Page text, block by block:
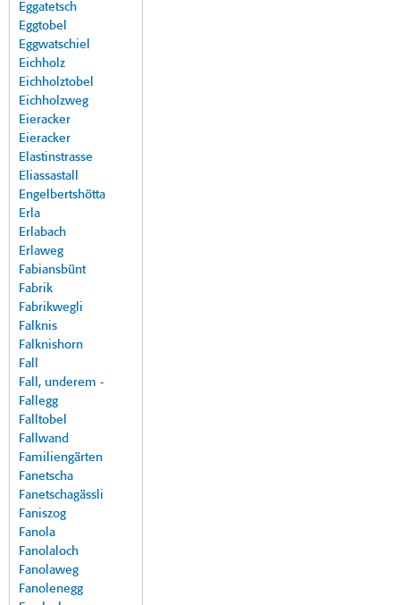
Eggatetsch
Eggtobel
Eggwatschiel
Eichholz
Eichholztobel
Eichholzweg
Eieracker
Eieracker
Elastinstrasse
Eliassastall
Engelbertshötta
Erla
Erlabach
Erlaweg
Fabiansbünt
Fabrik
Fabrikwegli
Falknis
Falknishorn
Fall
Fall, underem -
Fallegg
Falltobel
Fallwand
Familiengärten
Fanetscha
Fanetschagässli
Faniszog
Fanola
Fanolaloch
Fanolaweg
Fanolenegg